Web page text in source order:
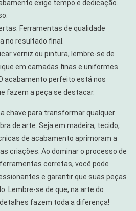
exige tempo e dedicação.
Ferramentas de qualidade
no resultado final.
verniz ou pintura, lembre-se de
em camadas finas e uniformes.
acabamento perfeito está nos
fazem a peça se destacar.
chave para transformar qualquer
de arte. Seja em madeira, tecido,
de acabamento aprimoram a
criações. Ao dominar o processo de
corretas, você pode
e garantir que suas peças
Lembre-se de que, na arte do
fazem toda a diferença!